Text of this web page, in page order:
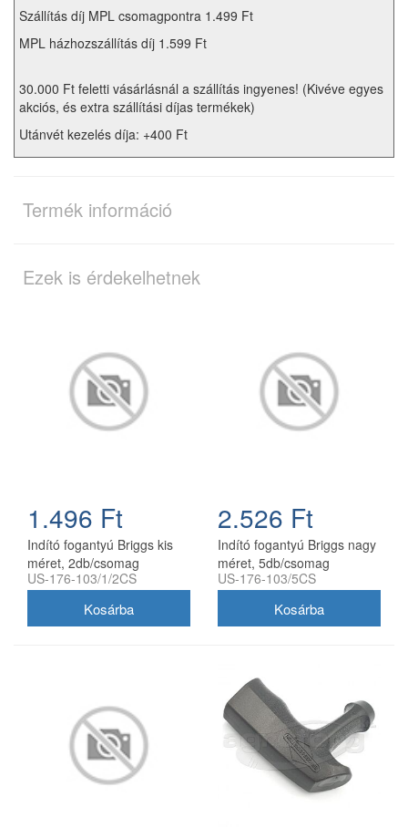
Szállítás díj MPL csomagpontra 1.499 Ft
MPL házhozszállítás díj 1.599 Ft
30.000 Ft feletti vásárlásnál a szállítás ingyenes! (Kivéve egyes
akciós, és extra szállítási díjas termékek)
Utánvét kezelés díja: +400 Ft
Termék információ
Ezek is érdekelhetnek
1.496 Ft
Indító fogantyú Briggs kis
méret, 2db/csomag
utángyártott
US-176-103/1/2CS
2.526 Ft
Indító fogantyú Briggs nagy
méret, 5db/csomag
utángyártott
US-176-103/5CS